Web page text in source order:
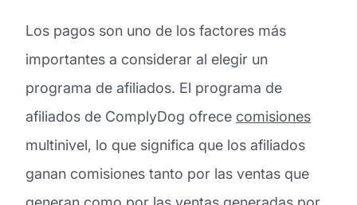
Los pagos son uno de los factores más
importantes a considerar al elegir un
programa de afiliados. El programa de
afiliados de ComplyDog ofrece comisiones
multinivel, lo que significa que los afiliados
ganan comisiones tanto por las ventas que